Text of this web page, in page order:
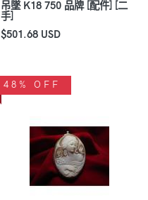
吊墜 K18 750 品牌 [配件] [二
手]
$501.68 USD
48% OFF